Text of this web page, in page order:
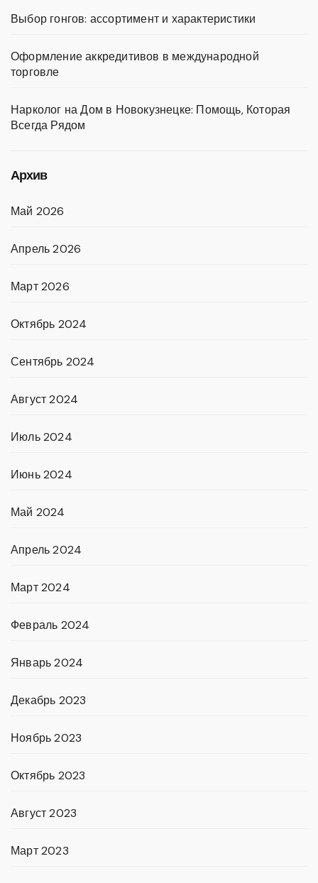
Выбор гонгов: ассортимент и характеристики
Оформление аккредитивов в международной
торговле
Нарколог на Дом в Новокузнецке: Помощь, Которая
Всегда Рядом
Архив
Май 2026
Апрель 2026
Март 2026
Октябрь 2024
Сентябрь 2024
Август 2024
Июль 2024
Июнь 2024
Май 2024
Апрель 2024
Март 2024
Февраль 2024
Январь 2024
Декабрь 2023
Ноябрь 2023
Октябрь 2023
Август 2023
Март 2023